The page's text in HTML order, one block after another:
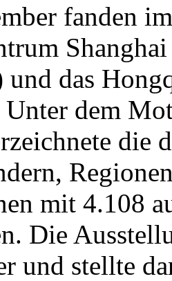
fanden
das
dem
die
mit 4.108
Die
und stellte